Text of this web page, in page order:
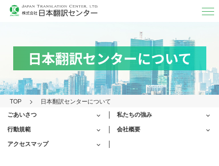
翻訳
MTPE（機械チェック）
通訳
映像字幕
対応フォーマット
日本翻訳センターについて
TOP
日本翻訳センターについて
ごあいさつ
私たちの強み
行動規範 会社概要
アクセスマップ